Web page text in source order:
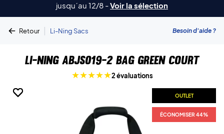
jusqu´au 12/8 -Voir la sélection
Retour | Li-Ning Sacs Besoin d'aide ?
Li-Ning ABJS019-2 Bag Green Court
2 évaluations
OUTLET
ÉCONOMISER 44%
OUTLET
ÉCONOMISER 44%
OUTLET
ÉCONOMISER 44%
OUTLET
ÉCONOMISER 44%